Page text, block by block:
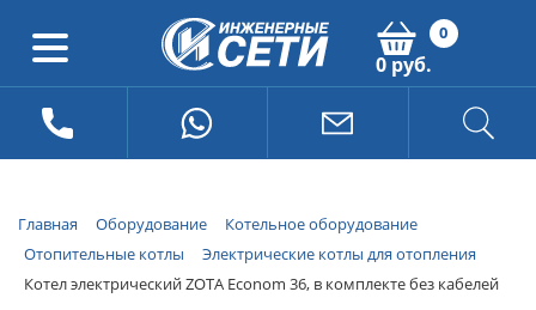
0
0 руб.
Главная Оборудование
Котельное оборудование
Отопительные котлы
Электрические котлы для отопления
Котел электрический ZOTA Econom 36, в комплекте без кабелей